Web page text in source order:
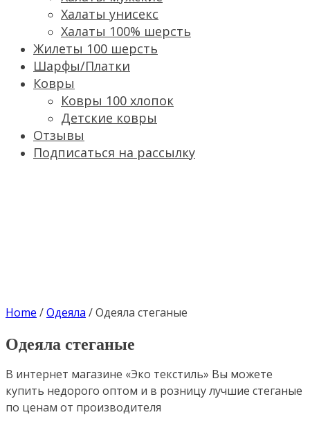
Халаты унисекс
Халаты 100% шерсть
Жилеты 100 шерсть
Шарфы/Платки
Ковры
Ковры 100 хлопок
Детские ковры
Отзывы
Подписаться на рассылку
Home /Одеяла /Одеяла стеганые
Одеяла стеганые
В интернет магазине «Эко текстиль» Вы можете
купить недорого оптом и в розницу лучшие стеганые
по ценам от производителя